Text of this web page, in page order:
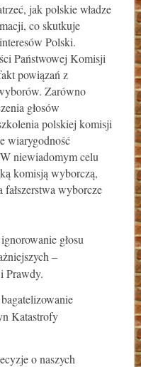
jak polskie władze
co skutkuje
Polski.
Państwowej Komisji
powiązań z
Zarówno
głosów
polskiej komisji
wiarygodność
niewiadomym celu
komisją wyborczą,
wyborcze
głosu
–
Prawdy.
Katastrofy
o naszych